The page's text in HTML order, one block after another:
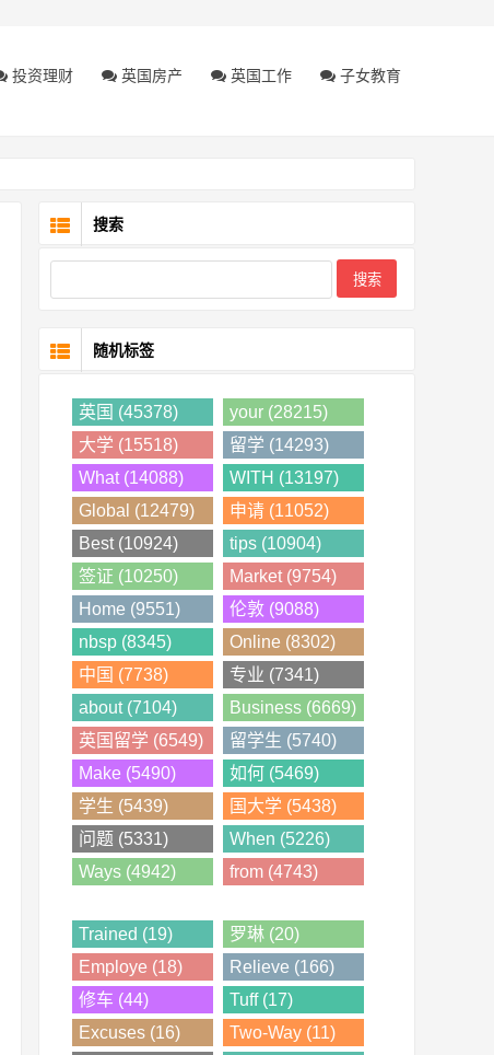
投资理财 英国房产 英国工作 子女教育
搜索
随机标签
英国 (45378)
your (28215)
大学 (15518)
留学 (14293)
What (14088)
WITH (13197)
Global (12479)
申请 (11052)
Best (10924)
tips (10904)
签证 (10250)
Market (9754)
Home (9551)
伦敦 (9088)
nbsp (8345)
Online (8302)
中国 (7738)
专业 (7341)
about (7104)
Business (6669)
英国留学 (6549)
留学生 (5740)
Make (5490)
如何 (5469)
学生 (5439)
国大学 (5438)
问题 (5331)
When (5226)
Ways (4942)
from (4743)
Trained (19)
罗琳 (20)
Employe (18)
Relieve (166)
修车 (44)
Tuff (17)
Excuses (16)
Two-Way (11)